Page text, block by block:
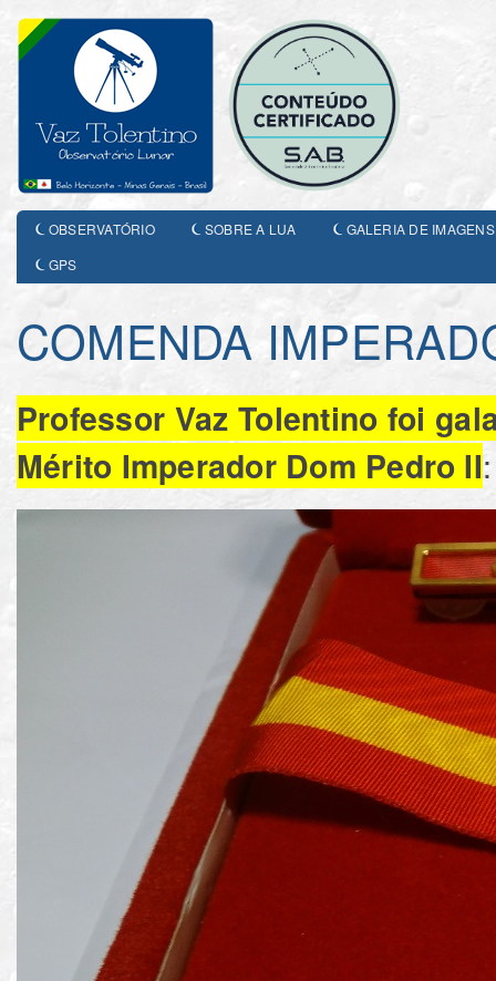
OBSERVATÓRIO SOBRE A LUA
GALERIA DE IMAGENS
GPS
COMENDA
Professor Vaz Tolentino foi
Mérito Imperador Dom Pedro II: